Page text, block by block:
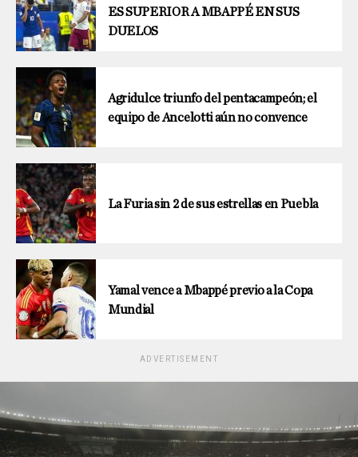
ES SUPERIOR A MBAPPÉ EN SUS
DUELOS
Agridulce triunfo del pentacampeón; el
equipo de Ancelotti aún no convence
La Furia sin 2 de sus estrellas en Puebla
Yamal vence a Mbappé previo a la Copa
Mundial
ADVERTISEMENT